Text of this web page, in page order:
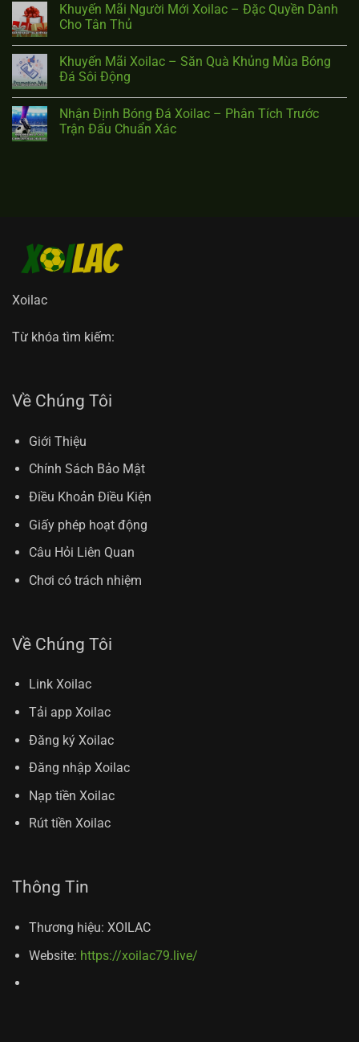
Khuyến Mãi Người Mới Xoilac – Đặc Quyền Dành
Cho Tân Thủ
Khuyến Mãi Xoilac – Săn Quà Khủng Mùa Bóng
Đá Sôi Động
Nhận Định Bóng Đá Xoilac – Phân Tích Trước
Trận Đấu Chuẩn Xác
Xoilac
Từ khóa tìm kiếm:
Về Chúng Tôi
Giới Thiệu
Chính Sách Bảo Mật
Điều Khoản Điều Kiện
Giấy phép hoạt động
Câu Hỏi Liên Quan
Chơi có trách nhiệm
Về Chúng Tôi
Link Xoilac
Tải app Xoilac
Đăng ký Xoilac
Đăng nhập Xoilac
Nạp tiền Xoilac
Rút tiền Xoilac
Thông Tin
Thương hiệu: XOILAC
Website: https://xoilac79.live/